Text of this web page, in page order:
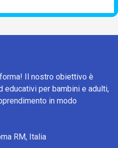
Il nostro obiettivo è
per bambini e adulti,
in modo
RM, Italia